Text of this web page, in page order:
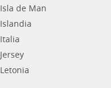
Isla de Man
Islandia
Italia
Jersey
Letonia